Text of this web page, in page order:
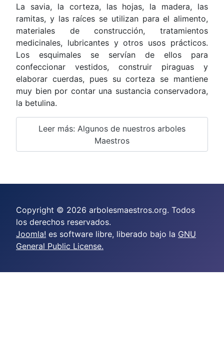
La savia, la corteza, las hojas, la madera, las
ramitas, y las raíces se utilizan para el alimento,
materiales de construcción, tratamientos
medicinales, lubricantes y otros usos prácticos.
Los esquimales se servían de ellos para
confeccionar vestidos, construir piraguas y
elaborar cuerdas, pues su corteza se mantiene
muy bien por contar una sustancia conservadora,
la betulina.
Leer más: Algunos de nuestros arboles
Maestros
Copyright © 2026 arbolesmaestros.org. Todos
los derechos reservados.
Joomla! es software libre, liberado bajo la GNU
General Public License.